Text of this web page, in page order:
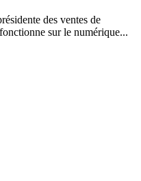
des ventes de
sur le numérique...